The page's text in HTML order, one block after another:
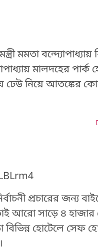
মমতা
মালদহের পার্ক
ঢেউ নিয়ে আতঙ্কের
প্রচারের জন্য
আরো সাড়ে ৪ হাজার
হোটেলে সেফ